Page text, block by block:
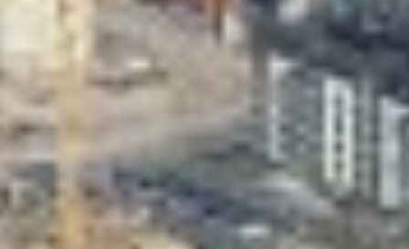
Valon Kaupunki
Lasten Lysti & LystiKylä-festivaali
Ohje